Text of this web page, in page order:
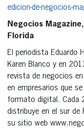
edicion-de-negocios-
Negocios
Florida
El periodista Eduardo
Karen Blanco y en
revista de negocios
en empresarios que
formato digital. Cada
distribuye en el sur de
su sitio web